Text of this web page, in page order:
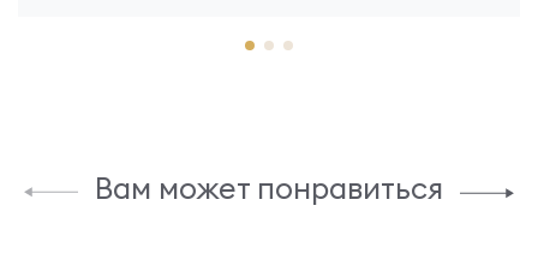
Вам может понравиться